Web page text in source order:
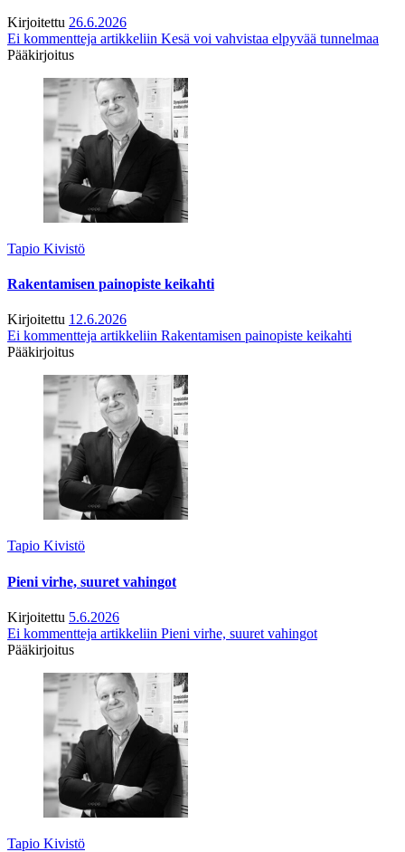
Kirjoitettu 26.6.2026
Ei kommentteja artikkeliin Kesä voi vahvistaa elpyvää tunnelmaa
Pääkirjoitus
Tapio Kivistö
Rakentamisen painopiste keikahti
Kirjoitettu 12.6.2026
Ei kommentteja artikkeliin Rakentamisen painopiste keikahti
Pääkirjoitus
Tapio Kivistö
Pieni virhe, suuret vahingot
Kirjoitettu 5.6.2026
Ei kommentteja artikkeliin Pieni virhe, suuret vahingot
Pääkirjoitus
Tapio Kivistö